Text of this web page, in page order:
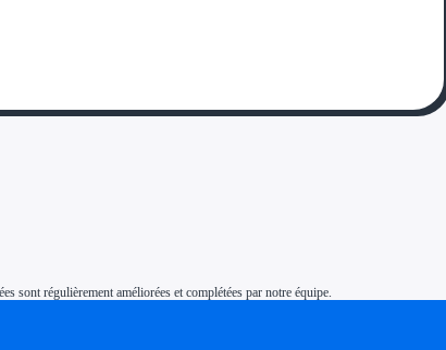
sont régulièrement améliorées et complétées par notre équipe.